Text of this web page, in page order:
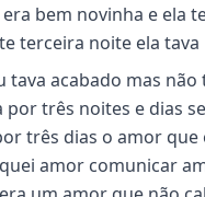
bem novinha e ela
terceira noite ela tava
acabado mas não
três noites e dias
três dias o amor
amor comunicar